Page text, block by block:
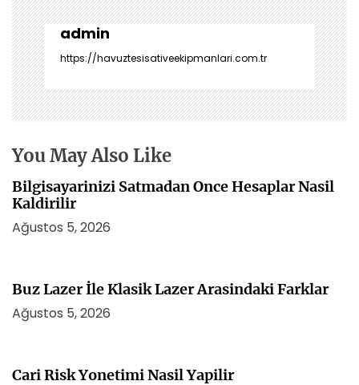
z
i
n
m
e
s
admin
https://havuztesisativeekipmanlari.com.tr
You May Also Like
Bilgisayarinizi Satmadan Once Hesaplar Nasil
Kaldirilir
Ağustos 5, 2026
Buz Lazer İle Klasik Lazer Arasindaki Farklar
Ağustos 5, 2026
Cari Risk Yonetimi Nasil Yapilir